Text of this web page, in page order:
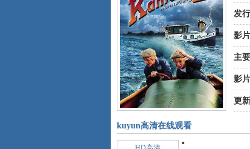
发
影
主
尔
影
更
kuyun高清在线观看